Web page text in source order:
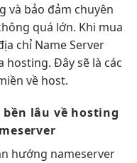
và bảo đảm chuyên
quá lớn. Khi mua
chỉ Name Server
hosting. Đây sẽ là các
về host.
bền lâu về hosting
hướng nameserver